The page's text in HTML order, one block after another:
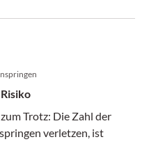
Trotz: Die Zahl der
verletzen, ist